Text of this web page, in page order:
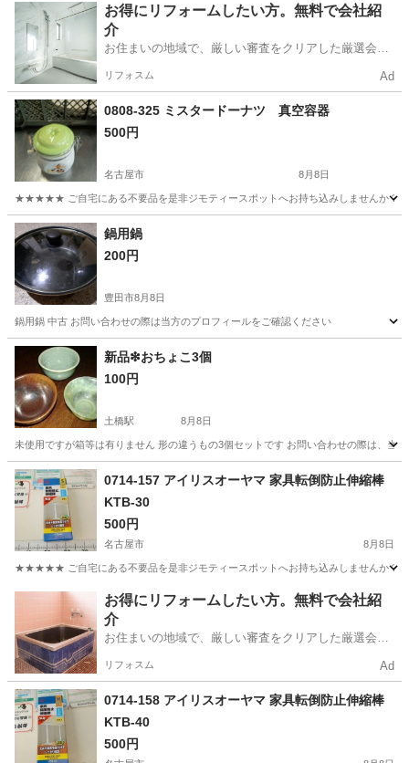
愛知 豊田市 土橋駅 生活雑貨
お得にリフォームしたい方。無料で会社紹
介
お住まいの地域で、厳しい審査をクリアした厳選会社
リフォスム Ad
0808-325 ミスタードーナツ 真空容器
500円
名古屋市 8月8日
★★★★★ ご自宅にある不要品を是非ジモティースポットへお持ち込みしませんか？
愛知 名古屋市 家庭用品
鍋用鍋
200円
豊田市8月8日
鍋用鍋 中古 お問い合わせの際は当方のプロフィールをご確認ください
愛知 豊田市 調理器具
新品❇おちょこ3個
100円
土橋駅 8月8日
未使用ですが箱等は有りません 形の違うもの3個セットです お問い合わせの際は、当
愛知 豊田市 食器 おちょこ
0714-157 アイリスオーヤマ 家具転倒防止伸縮棒
KTB-30
500円
名古屋市 8月8日
★★★★★ ご自宅にある不要品を是非ジモティースポットへお持ち込みしませんか？
名古屋市 その他 アイリスオーヤマ
お得にリフォームしたい方。無料で会社紹
介
お住まいの地域で、厳しい審査をクリアした厳選会社
リフォスム Ad
0714-158 アイリスオーヤマ 家具転倒防止伸縮棒
KTB-40
500円